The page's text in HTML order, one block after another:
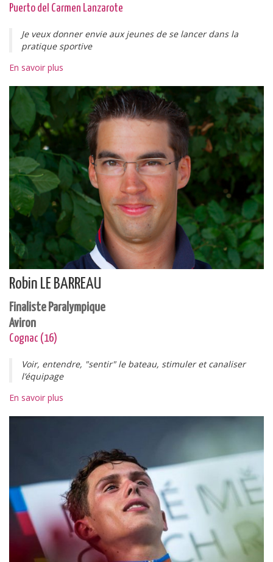
Puerto del Carmen Lanzarote
Je veux donner envie aux jeunes de se lancer dans la
pratique sportive
En savoir plus
Robin LE BARREAU
Finaliste Paralympique
Aviron
Cognac (16)
Voir, entendre, "sentir" le bateau, stimuler et canaliser
l’équipage
En savoir plus